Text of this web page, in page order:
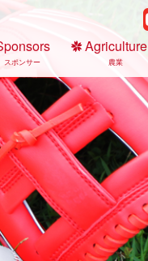
スポンサー
Agriculture
農業